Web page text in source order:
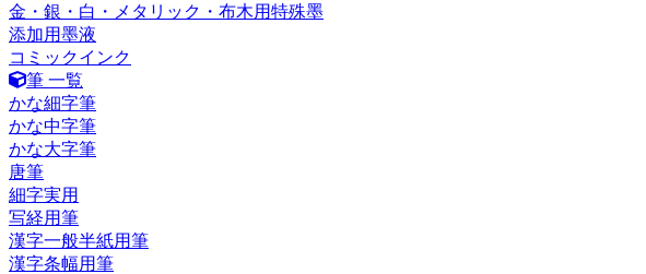
金・銀・白・メタリック・布木用特殊墨
添加用墨液
コミックインク
筆 一覧
かな細字筆
かな中字筆
かな大字筆
唐筆
細字実用
写経用筆
漢字一般半紙用筆
漢字条幅用筆